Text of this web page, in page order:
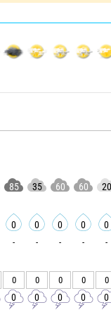
85 35 60 60 20
0 0 0 0 0
- - - - -
0 0 0 0 0
0 0 0 0 0